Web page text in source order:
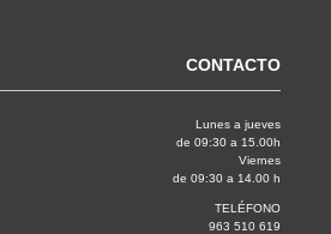
CONTACTO
Lunes a jueves
de 09:30 a 15.00h
Viernes
de 09:30 a 14.00 h
TELÉFONO
963 510 619